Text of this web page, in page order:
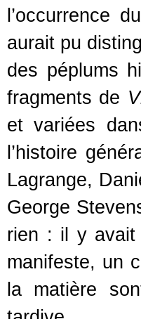
l’occurrence
aurait pu
des péplums
fragments de
et variées
l’histoire
Lagrange,
George
rien : il y avait
manifeste, un
la matière